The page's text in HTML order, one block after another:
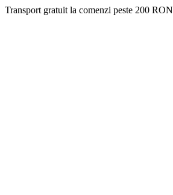
Transport gratuit la comenzi peste 200 RON